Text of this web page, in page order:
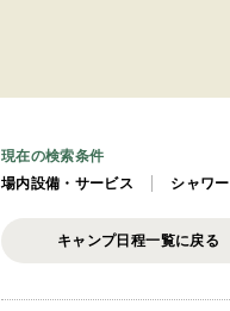
現在の検索条件
場内設備・サービス
シャワー
キャンプ日程一覧に戻る